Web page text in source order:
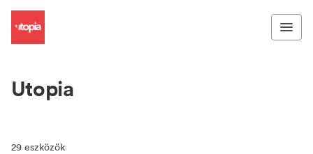
Utopia
29 eszközök